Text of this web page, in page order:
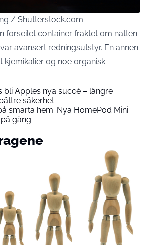
/ Shutterstock.com
forseilet container fraktet om natten.
avansert redningsutstyr. En annen
kjemikalier og noe organisk.
bli Apples nya succé – längre
säkerhet
smarta hem: Nya HomePod Mini
gång